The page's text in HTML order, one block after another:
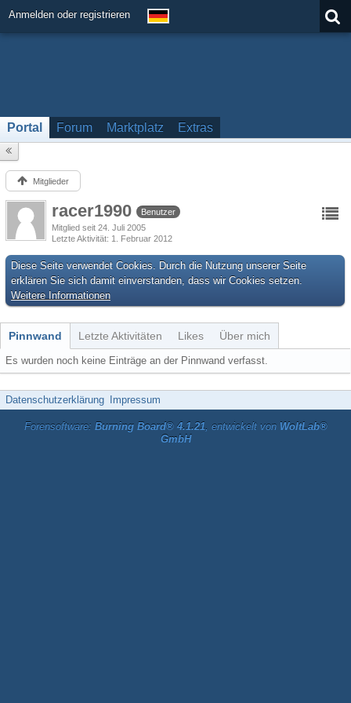
Anmelden oder registrieren
Portal Forum Marktplatz Extras
Mitglieder
racer1990
Benutzer
Mitglied seit 24. Juli 2005
Letzte Aktivität 1. Februar 2012
Diese Seite verwendet Cookies. Durch die Nutzung unserer Seite
erklären Sie sich damit einverstanden, dass wir Cookies setzen.
Weitere Informationen
Pinnwand Letzte Aktivitäten Likes Über mich
Es wurden noch keine Einträge an der Pinnwand verfasst.
Datenschutzerklärung Impressum
Forensoftware: Burning Board® 4.1.21, entwickelt von WoltLab®
GmbH